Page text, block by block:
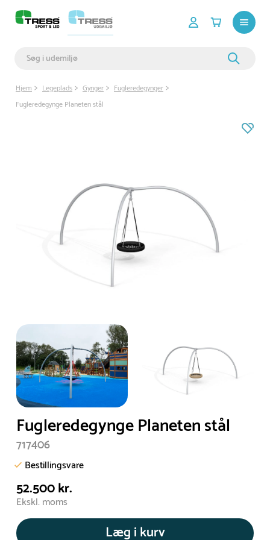
Hjem Legeplads Gynger
Fugleredegynger
Fugleredegynge Planeten stål
Fugleredegynge Planeten stål
717406
Bestillingsvare
52.500 kr.
Ekskl. moms
Læg i kurv